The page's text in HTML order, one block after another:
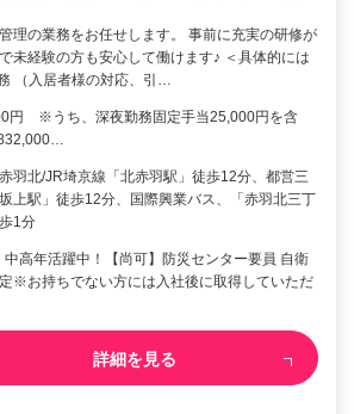
理の業務をお任せします。 事前に充実の研修が
未経験の方も安心して働けます♪ ＜具体的には
（入居者様の対応、引…
円 ※うち、深夜勤務固定手当25,000円を含
羽北/JR埼京線「北赤羽駅」徒歩12分、都営三
上駅」徒歩12分、国際興業バス、「赤羽北三丁
1分
中高年活躍中！【尚可】防災センター要員 自衛
※お持ちでない方には入社後に取得していただ
詳細を見る